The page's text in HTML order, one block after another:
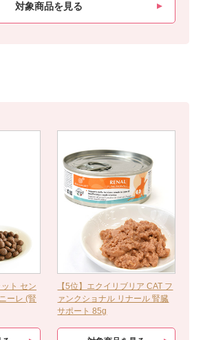
対象商品を見る
ット セン
ーレ (腎
【5位】エクイリブリア CAT フ
ァンクショナル リナール 腎臓
サポート 85g